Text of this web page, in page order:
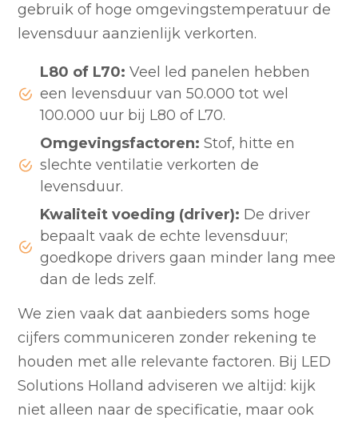
gebruik of hoge omgevingstemperatuur de
levensduur aanzienlijk verkorten.
L80 of L70: Veel led panelen hebben
een levensduur van 50.000 tot wel
100.000 uur bij L80 of L70.
Omgevingsfactoren: Stof, hitte en
slechte ventilatie verkorten de
levensduur.
Kwaliteit voeding (driver): De driver
bepaalt vaak de echte levensduur;
goedkope drivers gaan minder lang mee
dan de leds zelf.
We zien vaak dat aanbieders soms hoge
cijfers communiceren zonder rekening te
houden met alle relevante factoren. Bij LED
Solutions Holland adviseren we altijd: kijk
niet alleen naar de specificatie, maar ook